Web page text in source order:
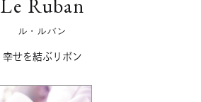
Le Ruban
ル・ルバン
幸せを結ぶリボン